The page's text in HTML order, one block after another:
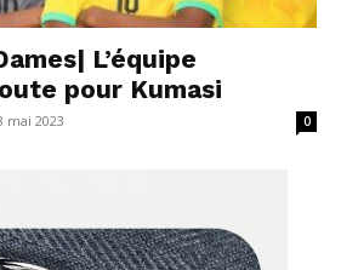
L’équipe
pour Kumasi
mai 2023 0